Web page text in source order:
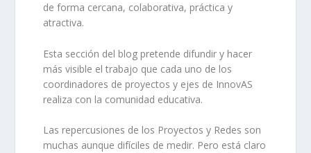
de forma cercana, colaborativa, práctica y
atractiva.
Esta sección del blog pretende difundir y hacer
más visible el trabajo que cada uno de los
coordinadores de proyectos y ejes de InnovAS
realiza con la comunidad educativa.
Las repercusiones de los Proyectos y Redes son
muchas aunque difíciles de medir. Pero está claro